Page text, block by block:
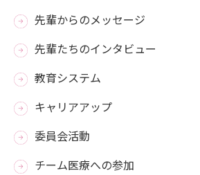
先輩からのメッセージ
先輩たちのインタビュー
教育システム
キャリアアップ
委員会活動
チーム医療への参加